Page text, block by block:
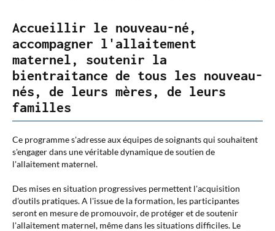
Accueillir le nouveau-né,
accompagner l'allaitement
maternel, soutenir la
bientraitance de tous les nouveau-
nés, de leurs mères, de leurs
familles
Ce programme s'adresse aux équipes de soignants qui souhaitent
s'engager dans une véritable dynamique de soutien de
l'allaitement maternel.
Des mises en situation progressives permettent l'acquisition
d'outils pratiques. A l'issue de la formation, les participantes
seront en mesure de promouvoir, de protéger et de soutenir
l'allaitement maternel, même dans les situations difficiles. Le